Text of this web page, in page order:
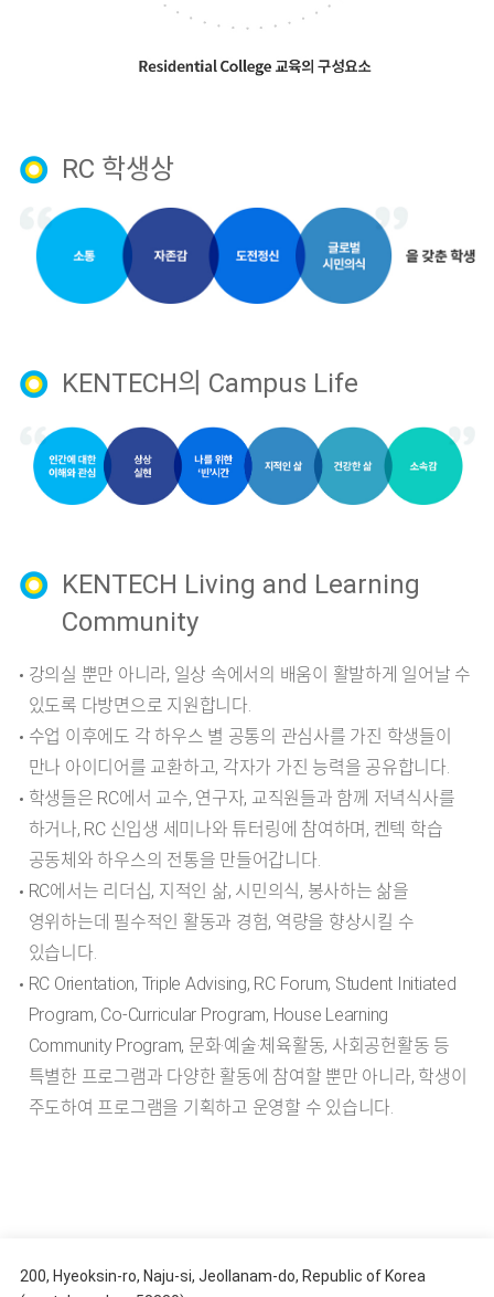
RC 학생상
KENTECH의 Campus Life
KENTECH Living and Learning
Community
강의실 뿐만 아니라, 일상 속에서의 배움이 활발하게 일어날 수
있도록 다방면으로 지원합니다.
수업 이후에도 각 하우스 별 공통의 관심사를 가진 학생들이
만나 아이디어를 교환하고, 각자가 가진 능력을 공유합니다.
학생들은 RC에서 교수, 연구자, 교직원들과 함께 저녁식사를
하거나, RC 신입생 세미나와 튜터링에 참여하며, 켄텍 학습
공동체와 하우스의 전통을 만들어갑니다.
RC에서는 리더십, 지적인 삶, 시민의식, 봉사하는 삶을
영위하는데 필수적인 활동과 경험, 역량을 향상시킬 수
있습니다.
RC Orientation, Triple Advising, RC Forum, Student Initiated
Program, Co-Curricular Program, House Learning
Community Program, 문화‧예술‧체육활동, 사회공헌활동 등
특별한 프로그램과 다양한 활동에 참여할 뿐만 아니라, 학생이
주도하여 프로그램을 기획하고 운영할 수 있습니다.
200, Hyeoksin-ro, Naju-si, Jeollanam-do, Republic of Korea